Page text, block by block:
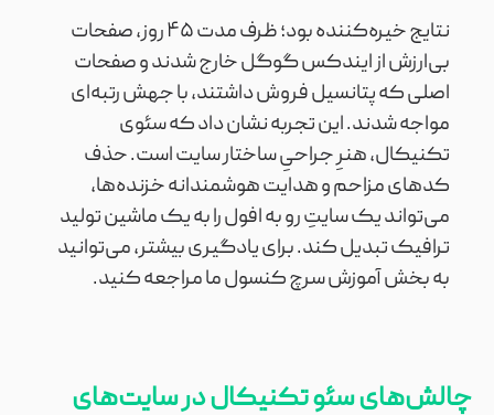
نتایج خیره‌کننده بود؛ ظرف مدت ۴۵ روز، صفحات
بی‌ارزش از ایندکس گوگل خارج شدند و صفحات
اصلی که پتانسیل فروش داشتند، با جهش رتبه‌ای
مواجه شدند. این تجربه نشان داد که سئوی
تکنیکال، هنرِ جراحیِ ساختار سایت است. حذف
کدهای مزاحم و هدایت هوشمندانه خزنده‌ها،
می‌تواند یک سایتِ رو به افول را به یک ماشین تولید
ترافیک تبدیل کند. برای یادگیری بیشتر، می‌توانید
به بخش آموزش سرچ کنسول ما مراجعه کنید.
چالش‌های سئو تکنیکال در سایت‌های